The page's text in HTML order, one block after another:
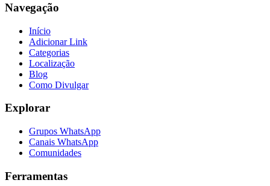
Navegação
Início
Adicionar Link
Categorias
Localização
Blog
Como Divulgar
Explorar
Grupos WhatsApp
Canais WhatsApp
Comunidades
Ferramentas